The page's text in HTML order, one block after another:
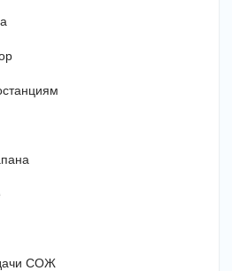
СОЖ